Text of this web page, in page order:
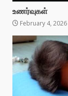
உணர்வுகள்
February 4, 2026